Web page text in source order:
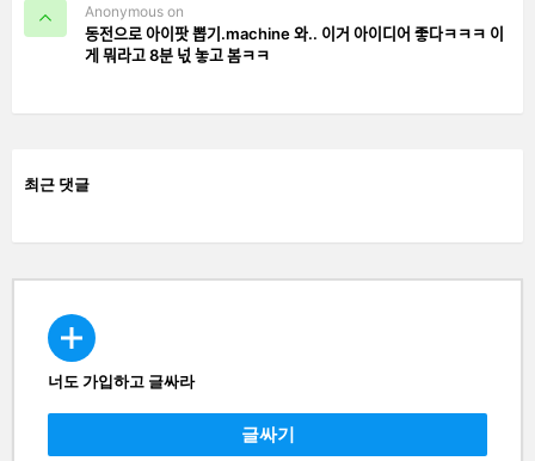
Anonymous on
동전으로 아이팟 뽑기.machine 와.. 이거 아이디어 좋다ㅋㅋㅋ 이
게 뭐라고 8분 넋 놓고 봄ㅋㅋ
최근 댓글
CREATE
너도 가입하고 글싸라
글싸기